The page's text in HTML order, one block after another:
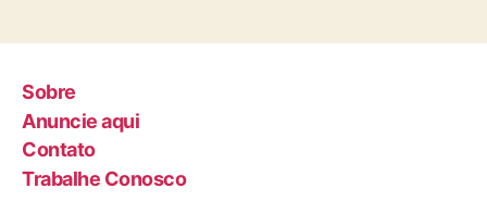
Sobre
Anuncie aqui
Contato
Trabalhe Conosco